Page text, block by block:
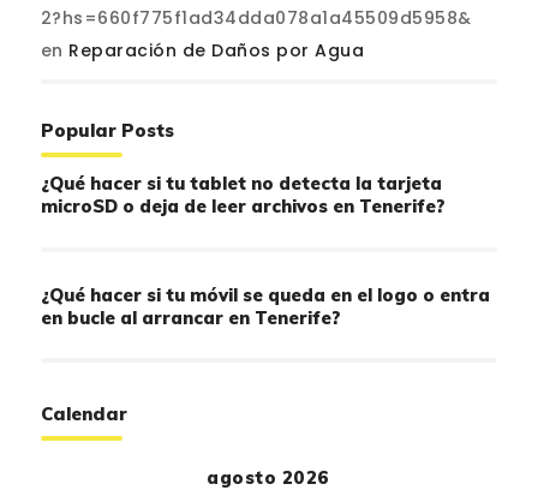
2?hs=660f775f1ad34dda078a1a45509d5958&
en Reparación de Daños por Agua
Popular Posts
¿Qué hacer si tu tablet no detecta la tarjeta
microSD o deja de leer archivos en Tenerife?
¿Qué hacer si tu móvil se queda en el logo o entra
en bucle al arrancar en Tenerife?
Calendar
agosto 2026